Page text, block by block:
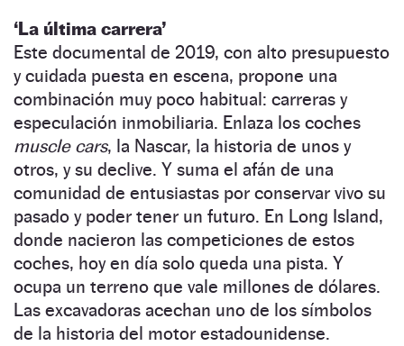
‘La última carrera’
Este documental de 2019, con alto presupuesto
y cuidada puesta en escena, propone una
combinación muy poco habitual: carreras y
especulación inmobiliaria. Enlaza los coches
muscle cars, la Nascar, la historia de unos y
otros, y su declive. Y suma el afán de una
comunidad de entusiastas por conservar vivo su
pasado y poder tener un futuro. En Long Island,
donde nacieron las competiciones de estos
coches, hoy en día solo queda una pista. Y
ocupa un terreno que vale millones de dólares.
Las excavadoras acechan uno de los símbolos
de la historia del motor estadounidense.